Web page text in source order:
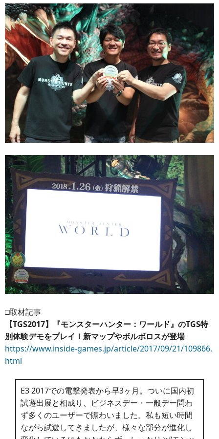
□取材記事
【TGS2017】『モンスターハンター：ワールド』のTGS特
別体験デモをプレイ！新マップやボルボロスが登場
https://www.inside-games.jp/article/2017/09/21/109866.
html
E3 2017での電撃発表から早3ヶ月。ついに国内初
試遊出展と相成り、ビジネスデー・一般デー問わ
ず多くのユーザーで賑わいました。私も短い時間
ながら試遊してきましたが、様々な部分が進化し